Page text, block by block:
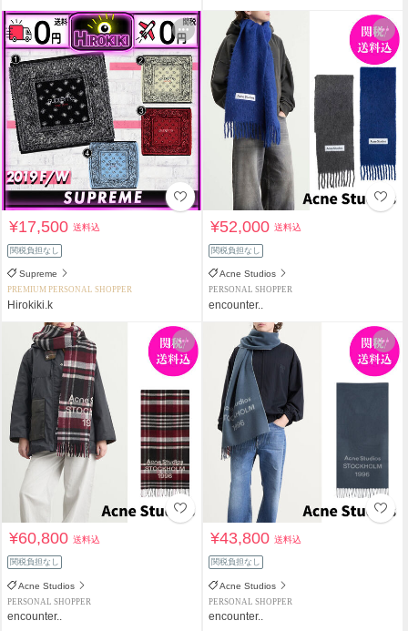
¥17,500送料込
関税負担なし
Supreme
PREMIUM PERSONAL SHOPPER
Hirokiki.k
¥52,000送料込
関税負担なし
Acne Studios
PERSONAL SHOPPER
encounter..
¥60,800送料込
関税負担なし
Acne Studios
PERSONAL SHOPPER
encounter..
¥43,800送料込
関税負担なし
Acne Studios
PERSONAL SHOPPER
encounter..